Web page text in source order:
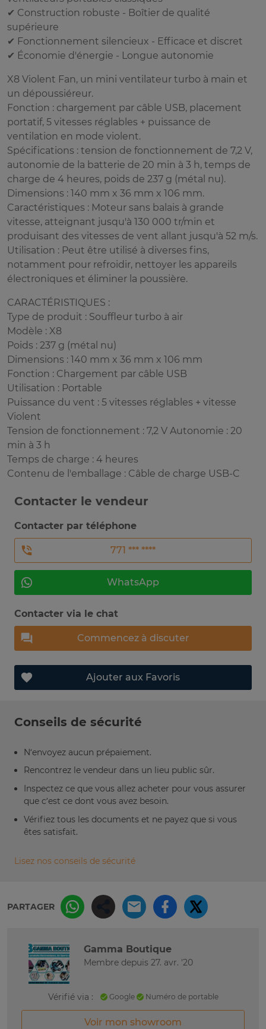
✔ Construction robuste - Boîtier de qualité
supérieure
✔ Fonctionnement silencieux - Efficace et discret
✔ Économie d'énergie - Longue autonomie
X8 Violent Fan, un mini ventilateur turbo à main et
un dépoussiéreur.
Fonction : chargement par câble USB, placement
portatif, 5 vitesses réglables + puissance de
ventilation en mode violent.
Spécifications : tension de fonctionnement de 7,2 V,
autonomie de la batterie de 20 min à 3 h, temps de
charge de 4 heures, poids de 237 g (métal nu).
Dimensions : 140 mm x 36 mm x 106 mm.
Caractéristiques : Moteur sans balais à grande
vitesse, atteignant jusqu'à 130 000 tr/min et
produisant des vitesses de vent allant jusqu'à 52 m/s.
Utilisation : Peut être utilisé à diverses fins,
notamment pour refroidir, nettoyer les appareils
électroniques et éliminer la poussière.
CARACTÉRISTIQUES :
Type de produit : Souffleur turbo à air
Modèle : X8
Poids : 237 g (métal nu)
Dimensions : 140 mm x 36 mm x 106 mm
Fonction : Chargement par câble USB
Utilisation : Portable
Puissance du vent : 5 vitesses réglables + vitesse
Violent
Tension de fonctionnement : 7,2 V Autonomie : 20
min à 3 h
Temps de charge : 4 heures
Contenu de l'emballage : Câble de charge USB-C
Contacter le vendeur
Contacter par téléphone
771 *** ****
WhatsApp
Contacter via le chat
Commencez à discuter
Ajouter aux Favoris
Conseils de sécurité
N’envoyez aucun prépaiement.
Rencontrez le vendeur dans un lieu public sûr.
Inspectez ce que vous allez acheter pour vous assurer
que c’est ce dont vous avez besoin.
Vérifiez tous les documents et ne payez que si vous
êtes satisfait.
Lisez nos conseils de sécurité
PARTAGER
Gamma Boutique
Membre depuis 27. avr. '20
Vérifié via : Google Numéro de portable
Voir mon showroom